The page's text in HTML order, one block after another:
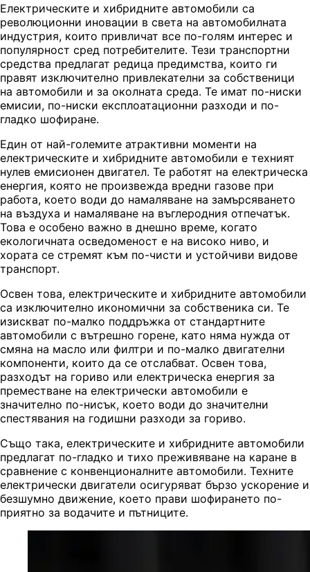
Електрическите и хибридните автомобили са
революционни иновации в света на автомобилната
индустрия, които привличат все по-голям интерес и
популярност сред потребителите. Тези транспортни
средства предлагат редица предимства, които ги
правят изключително привлекателни за собственици
на автомобили и за околната среда. Те имат по-ниски
емисии, по-ниски експлоатационни разходи и по-
гладко шофиране.
Един от най-големите атрактивни моменти на
електрическите и хибридните автомобили е техният
нулев емисионен двигател. Те работят на електрическа
енергия, която не произвежда вредни газове при
работа, което води до намаляване на замърсяването
на въздуха и намаляване на въглеродния отпечатък.
Това е особено важно в днешно време, когато
екологичната осведоменост е на високо ниво, и
хората се стремят към по-чисти и устойчиви видове
транспорт.
Освен това, електрическите и хибридните автомобили
са изключително икономични за собственика си. Те
изискват по-малко поддръжка от стандартните
автомобили с вътрешно горене, като няма нужда от
смяна на масло или филтри и по-малко двигателни
компоненти, които да се отслабват. Освен това,
разходът на гориво или електрическа енергия за
преместване на електрически автомобили е
значително по-нисък, което води до значителни
спестявания на годишни разходи за гориво.
Също така, електрическите и хибридните автомобили
предлагат по-гладко и тихо преживяване на каране в
сравнение с конвенционалните автомобили. Техните
електрически двигатели осигуряват бързо ускорение и
безшумно движение, което прави шофирането по-
приятно за водачите и пътниците.